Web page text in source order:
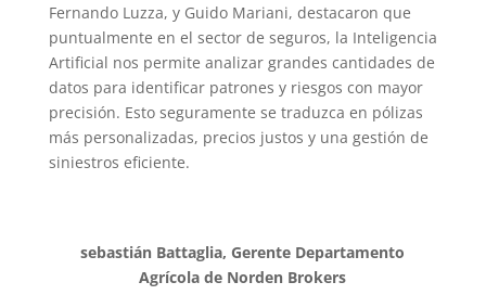
Fernando Luzza, y Guido Mariani, destacaron que
puntualmente en el sector de seguros, la Inteligencia
Artificial nos permite analizar grandes cantidades de
datos para identificar patrones y riesgos con mayor
precisión. Esto seguramente se traduzca en pólizas
más personalizadas, precios justos y una gestión de
siniestros eficiente.
sebastián Battaglia, Gerente Departamento
Agrícola de Norden Brokers